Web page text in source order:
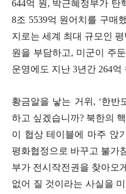
644억 원 , 박근혜정부가 탄
8조 5539억 원어치를 구매
지로는 세계 최대 규모인
원을 부담하고, 미군이 주
운영에도 지난 3년간 264억
황금알을 낳는 거위 , ‘한반
하고 싶겠습니까? 북한의
이 협상 테이블에 마주 앉
평화협정으로 바꾸고 불가
부가 전시작전권을 찾아오
없어 질 것이라는 사실을